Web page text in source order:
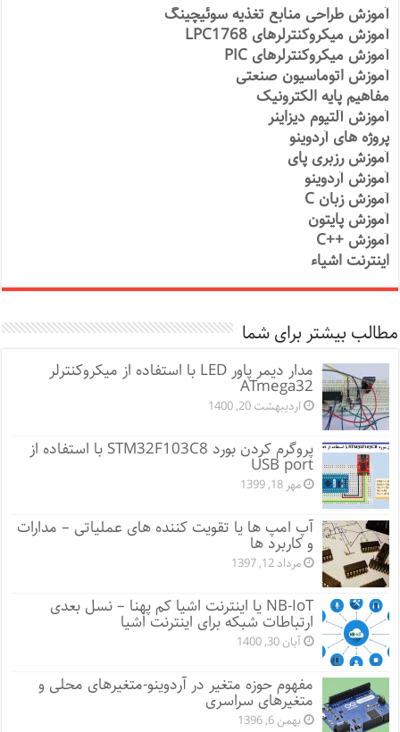
آموزش طراحی منابع تغذیه سوئیچینگ
آموزش میکروکنترلرهای LPC1768
آموزش میکروکنترلرهای PIC
آموزش اتوماسیون صنعتی
مفاهیم پایه الکترونیک
آموزش آلتیوم دیزاینر
پروژه های آردوینو
آموزش رزبری پای
آموزش آردوینو
آموزش زبان C
آموزش پایتون
آموزش ++C
اینترنت اشیاء
مطالب بیشتر برای شما
مدار دیمر پاور LED با استفاده از میکروکنترلر
ATmega32
اردیبهشت 20, 1400
پروگرم کردن بورد STM32F103C8 با استفاده از
USB port
مهر 18, 1399
آپ امپ ها یا تقویت کننده های عملیاتی – مدارات
و کاربرد ها
مرداد 12, 1397
NB-IoT یا اینترنت اشیا کم پهنا – نسل بعدی
ارتباطات شبکه برای اینترنت اشیا
آبان 30, 1400
مفهوم حوزه متغیر در آردوینو-متغیرهای محلی و
متغیرهای سراسری
بهمن 6, 1396